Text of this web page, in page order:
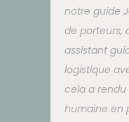
notre guide
de porteurs,
assistant
logistique
cela a
humaine en